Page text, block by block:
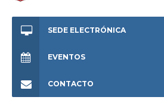
SEDE ELECTRÓNICA
EVENTOS
CONTACTO